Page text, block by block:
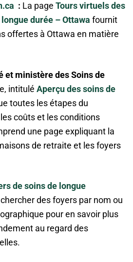
: La page Tours virtuels des
durée – Ottawa fournit
offertes à Ottawa en matière
et ministère des Soins de
intitulé Aperçu des soins de
toutes les étapes du
coûts et les conditions
une page expliquant la
de retraite et les foyers
de soins de longue
des foyers par nom ou
pour en savoir plus
au regard des